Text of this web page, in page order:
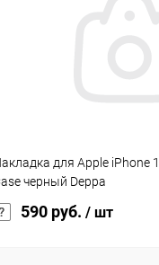
для Apple iPhone
черный Deppa
590 руб. / шт